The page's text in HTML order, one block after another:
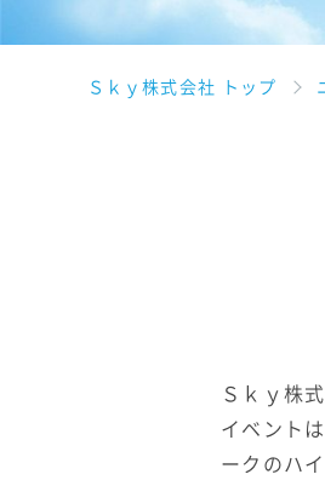
Ｓｋｙ株式会社 トップ
Ｓｋｙ株
イベント
ークのハ